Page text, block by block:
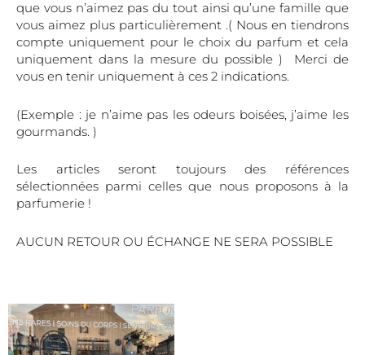
que vous n’aimez pas du tout ainsi qu’une famille que
vous aimez plus particulièrement .( Nous en tiendrons
compte uniquement pour le choix du parfum et cela
uniquement dans la mesure du possible ) Merci de
vous en tenir uniquement à ces 2 indications.
(Exemple : je n’aime pas les odeurs boisées, j’aime les
gourmands. )
Les articles seront toujours des références
sélectionnées parmi celles que nous proposons à la
parfumerie !
AUCUN RETOUR OU ÉCHANGE NE SERA POSSIBLE
Ce
produit
a